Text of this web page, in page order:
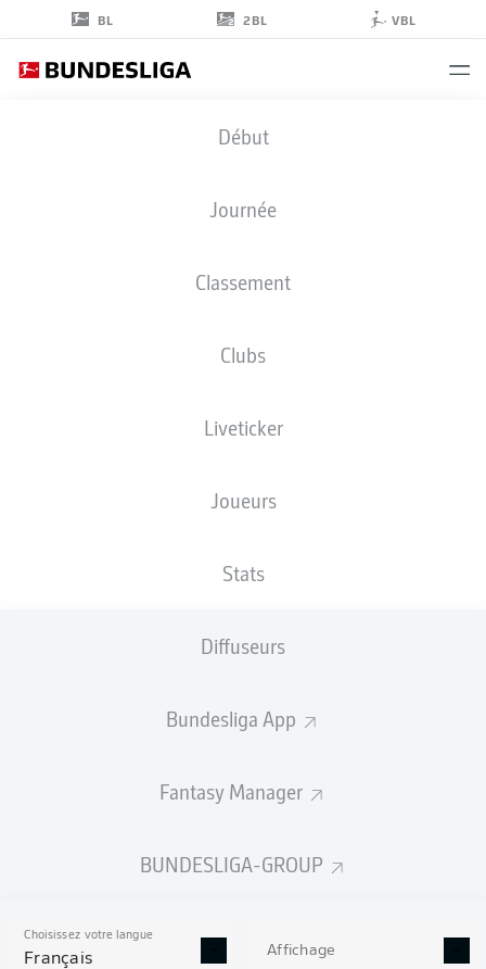
BL 2BL VBL
Début
Journée
Classement
Clubs
Liveticker
Joueurs
Stats
Diffuseurs
Bundesliga App
Fantasy Manager
BUNDESLIGA-GROUP
Choisissez votre langue
Français Affichage
STATS DE LA SAISON
2025/2026